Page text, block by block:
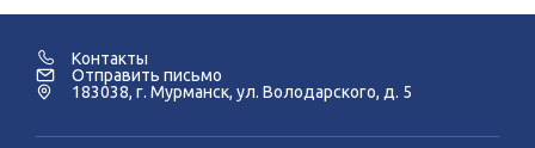
Контакты
Отправить письмо
183038, г. Мурманск, ул. Володарского, д. 5